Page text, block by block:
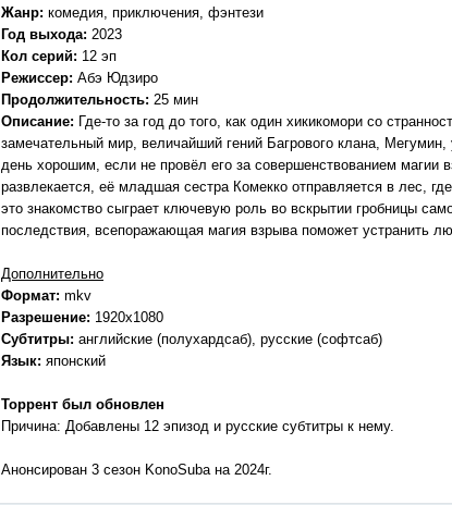
Жанр: комедия, приключения, фэнтези
Год выхода: 2023
Кол серий: 12 эп
Режиссер: Абэ Юдзиро
Продолжительность: 25 мин
Описание: Где-то за год до того, как один хикикомори со
замечательный мир, величайший гений Багрового клана,
день хорошим, если не провёл его за совершенствованием
развлекается, её младшая сестра Комекко отправляется в лес,
это знакомство сыграет ключевую роль во вскрытии гробницы
последствия, всепоражающая магия взрыва поможет устранить
Дополнительно
Формат: mkv
Разрешение: 1920x1080
Субтитры: английские (полухардсаб), русские (софтсаб)
Язык: японский
Торрент был обновлен
Причина: Добавлены 12 эпизод и русские субтитры к нему.
Анонсирован 3 сезон KonoSuba на 2024г.